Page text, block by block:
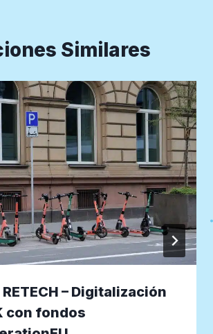
Similares
– Digitalización
con fondos